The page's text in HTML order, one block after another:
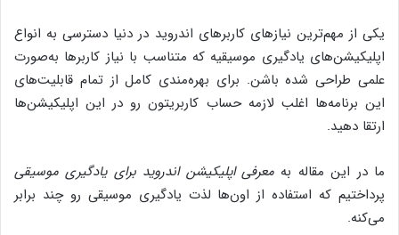
یکی از مهم‌ترین نیازهای کاربرهای اندروید در دنیا دسترسی به انواع
اپلیکیشن‌های یادگیری موسیقیه که متناسب با نیاز کاربرها به‌صورت
علمی طراحی شده باشن. برای بهره‌مندی کامل از تمام قابلیت‌های
این برنامه‌ها اغلب لازمه حساب کاربریتون رو در این اپلیکیشن‌ها
ارتقا دهید.
ما در این مقاله به معرفیاپلیکیشن اندروید برای یادگیری موسیقی
پرداختیم که استفاده از اون‌ها لذت یادگیری موسیقی رو چند برابر
می‌کنه.